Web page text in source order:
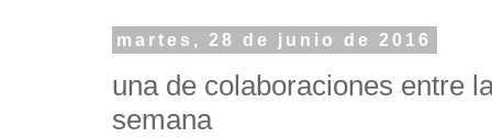
martes, 28 de junio de 2016
una de colaboraciones entre
semana